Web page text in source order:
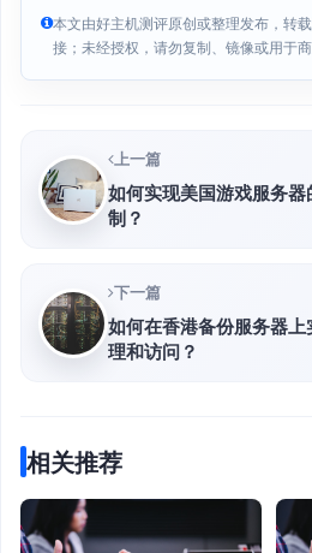
本文由好主机测评原创或整理发布，转
接；未经授权，请勿复制、镜像或用于商
上一篇
如何实现美国游戏服务
制？
下一篇
如何在香港备份服务器
理和访问？
相关推荐